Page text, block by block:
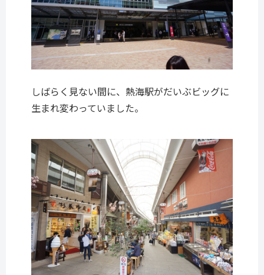
しばらく見ない間に、熱海駅がだいぶビッグに
生まれ変わっていました。